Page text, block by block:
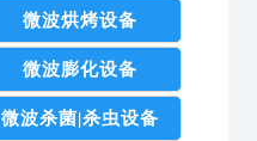
微波烘烤设备
微波膨化设备
微波杀菌|杀虫设备